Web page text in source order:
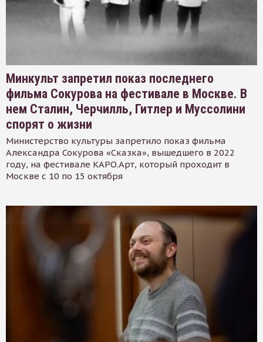
Минкульт запретил показ последнего
фильма Сокурова на фестивале в Москве. В
нем Сталин, Черчилль, Гитлер и Муссолини
спорят о жизни
Министерство культуры запретило показ фильма
Александра Сокурова «Сказка», вышедшего в 2022
году, на фестивале КАРО.Арт, который проходит в
Москве с 10 по 15 октября